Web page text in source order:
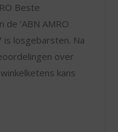
Beste
de ‘ABN AMRO
is losgebarsten. Na
over
kans